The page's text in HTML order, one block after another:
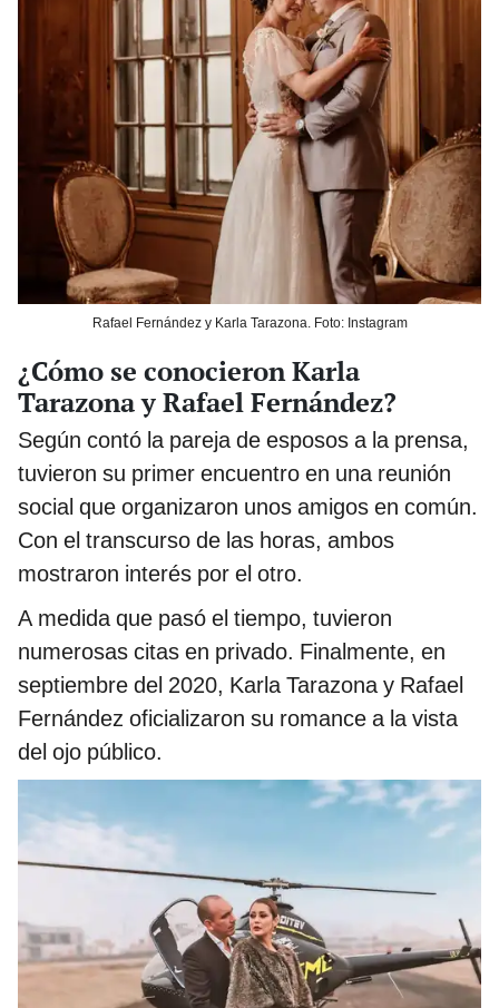
Rafael Fernández y Karla Tarazona. Foto: Instagram
¿Cómo se conocieron Karla
Tarazona y Rafael Fernández?
Según contó la pareja de esposos a la prensa,
tuvieron su primer encuentro en una reunión
social que organizaron unos amigos en común.
Con el transcurso de las horas, ambos
mostraron interés por el otro.
A medida que pasó el tiempo, tuvieron
numerosas citas en privado. Finalmente, en
septiembre del 2020, Karla Tarazona y Rafael
Fernández oficializaron su romance a la vista
del ojo público.